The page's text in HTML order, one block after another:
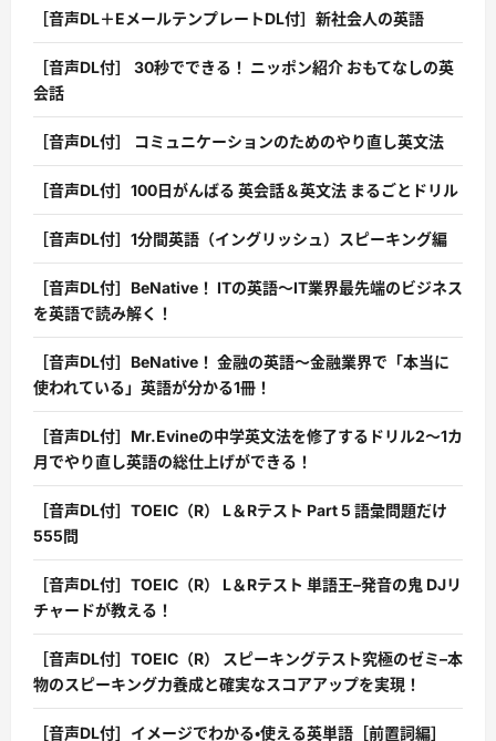
［音声DL＋EメールテンプレートDL付］新社会人の英語
［音声DL付］ 30秒でできる！ ニッポン紹介 おもてなしの英
会話
［音声DL付］ コミュニケーションのためのやり直し英文法
［音声DL付］100日がんばる 英会話＆英文法 まるごとドリル
［音声DL付］1分間英語（イングリッシュ）スピーキング編
［音声DL付］BeNative！ ITの英語〜IT業界最先端のビジネス
を英語で読み解く！
［音声DL付］BeNative！ 金融の英語〜金融業界で「本当に
使われている」英語が分かる1冊！
［音声DL付］Mr.Evineの中学英文法を修了するドリル2〜1カ
月でやり直し英語の総仕上げができる！
［音声DL付］TOEIC（R） L＆Rテスト Part 5 語彙問題だけ
555問
［音声DL付］TOEIC（R） L＆Rテスト 単語王–発音の鬼 DJリ
チャードが教える！
［音声DL付］TOEIC（R） スピーキングテスト究極のゼミ–本
物のスピーキング力養成と確実なスコアアップを実現！
［音声DL付］イメージでわかる・使える英単語［前置詞編］